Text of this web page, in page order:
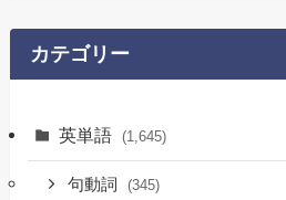
カテゴリー
英単語 (1,645)
句動詞 (345)